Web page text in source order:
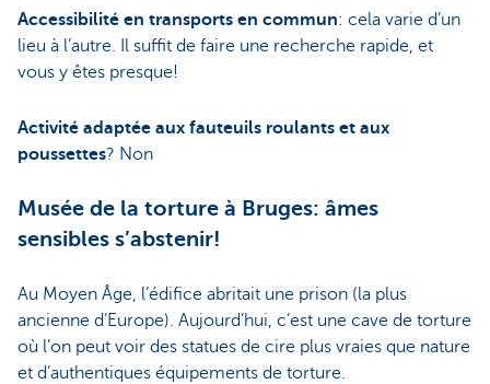
Accessibilité en transports en commun: cela varie d’un
lieu à l’autre. Il suffit de faire une recherche rapide, et
vous y êtes presque!
Activité adaptée aux fauteuils roulants et aux
poussettes? Non
Musée de la torture à Bruges: âmes
sensibles s’abstenir!
Au Moyen Âge, l’édifice abritait une prison (la plus
ancienne d’Europe). Aujourd’hui, c’est une cave de torture
où l’on peut voir des statues de cire plus vraies que nature
et d’authentiques équipements de torture.